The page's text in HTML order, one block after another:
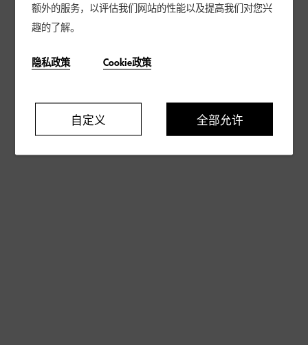
额外的服务，以评估我们网站的性能以及提高我们对您兴
趣的了解。
隐私政策 Cookie政策
自定义 全部允许